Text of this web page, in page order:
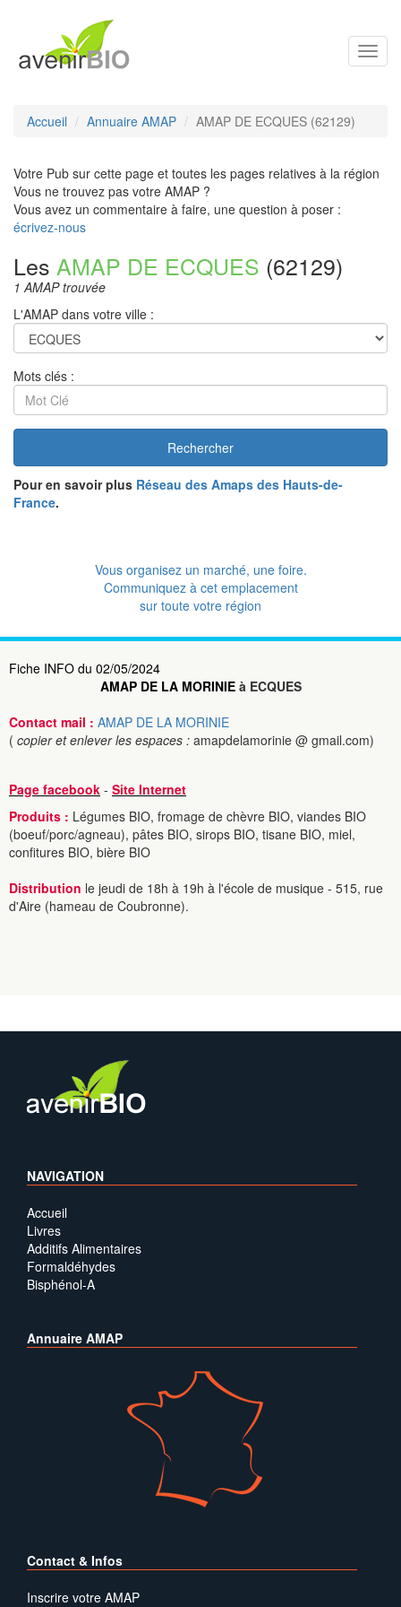
Accueil Annuaire AMAP AMAP DE ECQUES (62129)
Votre Pub sur cette page et toutes les pages relatives à la région
Vous ne trouvez pas votre AMAP ?
Vous avez un commentaire à faire, une question à poser :
écrivez-nous
Les AMAP DE ECQUES (62129)
1 AMAP trouvée
L'AMAP dans votre ville :
Mots clés :
Rechercher
Pour en savoir plus Réseau des Amaps des Hauts-de-
France.
Vous organisez un marché, une foire.
Communiquez à cet emplacement
sur toute votre région
Fiche INFO du 02/05/2024
AMAP DE LA MORINIEà ECQUES
Contact mail : AMAP DE LA MORINIE
( copier et enlever les espaces : amapdelamorinie @ gmail.com)
Page facebook - Site Internet
Produits : Légumes BIO, fromage de chèvre BIO, viandes BIO
(boeuf/porc/agneau), pâtes BIO, sirops BIO, tisane BIO, miel,
confitures BIO, bière BIO
Distribution le jeudi de 18h à 19h à l'école de musique - 515, rue
d'Aire (hameau de Coubronne).
NAVIGATION
Accueil
Livres
Additifs Alimentaires
Formaldéhydes
Bisphénol-A
Annuaire AMAP
Contact & Infos
Inscrire votre AMAP